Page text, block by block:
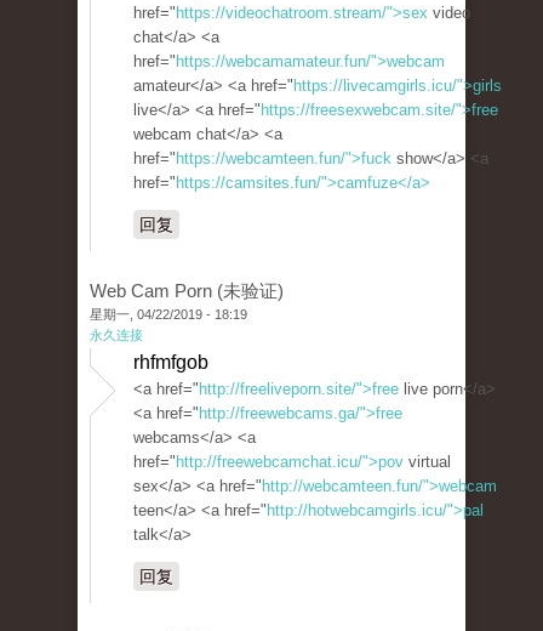
href=" https://videochatroom.stream/">sex video
chat</a> <a
href=" https://webcamamateur.fun/">webcam
amateur</a> <a href=" https://livecamgirls.icu/">girls
live</a> <a href=" https://freesexwebcam.site/">free
webcam chat</a> <a
href=" https://webcamteen.fun/">fuck show</a> <a
href=" https://camsites.fun/">camfuze</a>
回复
Web Cam Porn (未验证)
星期一, 04/22/2019 - 18:19
永久连接
rhfmfgob
<a href=" http://freeliveporn.site/">free live porn</a>
<a href=" http://freewebcams.ga/">free
webcams</a> <a
href=" http://freewebcamchat.icu/">pov virtual
sex</a> <a href=" http://webcamteen.fun/">webcam
teen</a> <a href=" http://hotwebcamgirls.icu/">pal
talk</a>
回复